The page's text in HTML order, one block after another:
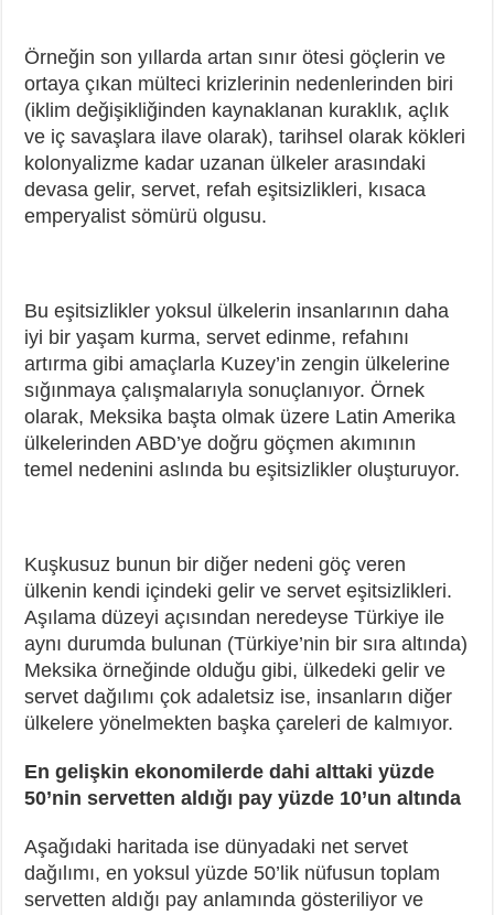
Örneğin son yıllarda artan sınır ötesi göçlerin ve
ortaya çıkan mülteci krizlerinin nedenlerinden biri
(iklim değişikliğinden kaynaklanan kuraklık, açlık
ve iç savaşlara ilave olarak), tarihsel olarak kökleri
kolonyalizme kadar uzanan ülkeler arasındaki
devasa gelir, servet, refah eşitsizlikleri, kısaca
emperyalist sömürü olgusu.
Bu eşitsizlikler yoksul ülkelerin insanlarının daha
iyi bir yaşam kurma, servet edinme, refahını
artırma gibi amaçlarla Kuzey’in zengin ülkelerine
sığınmaya çalışmalarıyla sonuçlanıyor. Örnek
olarak, Meksika başta olmak üzere Latin Amerika
ülkelerinden ABD’ye doğru göçmen akımının
temel nedenini aslında bu eşitsizlikler oluşturuyor.
Kuşkusuz bunun bir diğer nedeni göç veren
ülkenin kendi içindeki gelir ve servet eşitsizlikleri.
Aşılama düzeyi açısından neredeyse Türkiye ile
aynı durumda bulunan (Türkiye’nin bir sıra altında)
Meksika örneğinde olduğu gibi, ülkedeki gelir ve
servet dağılımı çok adaletsiz ise, insanların diğer
ülkelere yönelmekten başka çareleri de kalmıyor.
En gelişkin ekonomilerde dahi alttaki yüzde
50’nin servetten aldığı pay yüzde 10’un altında
Aşağıdaki haritada ise dünyadaki net servet
dağılımı, en yoksul yüzde 50’lik nüfusun toplam
servetten aldığı pay anlamında gösteriliyor ve